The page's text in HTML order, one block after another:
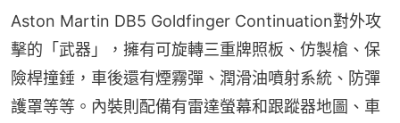
Aston Martin DB5 Goldfinger Continuation對外攻
擊的「武器」，擁有可旋轉三重牌照板、仿製槍、保
險桿撞錘，車後還有煙霧彈、潤滑油噴射系統、防彈
護罩等等。內裝則配備有雷達螢幕和跟蹤器地圖、車